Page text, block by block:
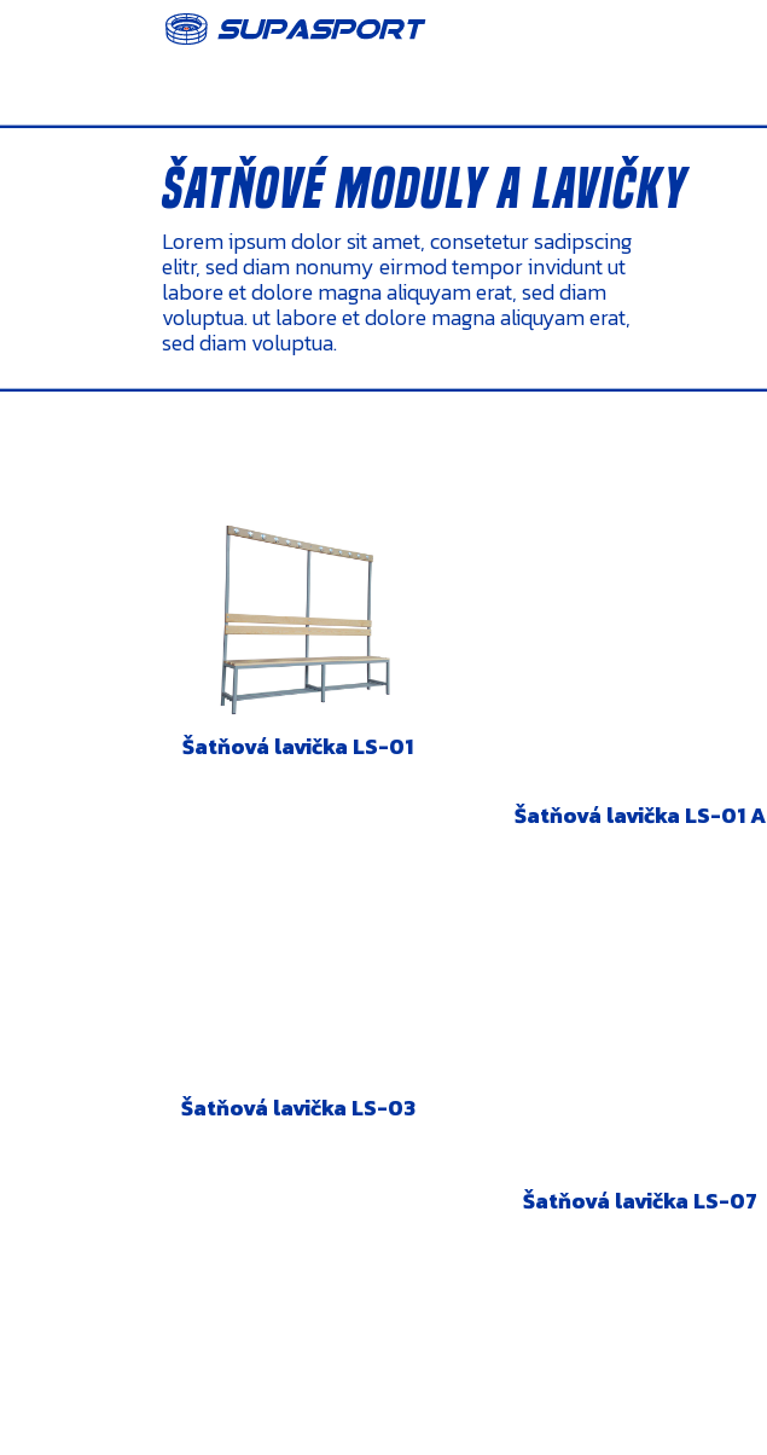
šatňové moduly a lavičky
Lorem ipsum dolor sit amet, consetetur sadipscing
elitr, sed diam nonumy eirmod tempor invidunt ut
labore et dolore magna aliquyam erat, sed diam
voluptua. ut labore et dolore magna aliquyam erat,
sed diam voluptua.
Šatňová lavička LS-01
Šatňová lavička LS-01 A
Šatňová lavička LS-03
Šatňová lavička LS-07